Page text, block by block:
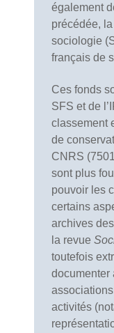
également
précédée,
sociologie
français de
Ces fonds
SFS et de
classement
de
CNRS
sont plus
pouvoir les
certains
archives
la revue
toutefois
documenter
activités